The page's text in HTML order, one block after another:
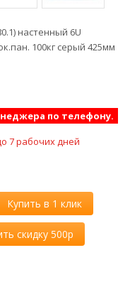
настенный 6U
100кг серый 425мм
по телефону.
7 рабочих дней
Купить в 1 клик
скидку 500р